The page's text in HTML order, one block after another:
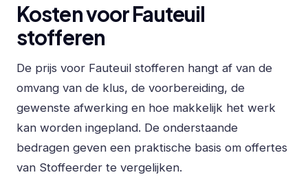
Kosten voor Fauteuil
stofferen
De prijs voor Fauteuil stofferen hangt af van de
omvang van de klus, de voorbereiding, de
gewenste afwerking en hoe makkelijk het werk
kan worden ingepland. De onderstaande
bedragen geven een praktische basis om offertes
van Stoffeerder te vergelijken.